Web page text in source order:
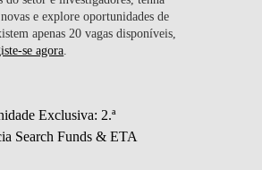
e explore oportunidades de
apenas 20 vagas disponíveis,
se agora